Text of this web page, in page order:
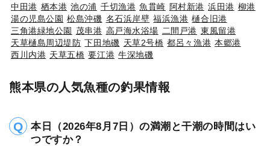
中田港 栖本港 池の浦 千切漁港 魚貫崎 阿村新港 浜田港 柳港
湯の児島公園 松島沖磯 名石浜岸壁 福浜漁港 樋合旧港
三角港緑地公園 茂串港 高戸海水浴場 二間戸港 東風留港
天草樋島周辺堤防 下田地磯 天草2号橋 都呂々漁港 本郷港
西川内港 天草五橋 要江港 牛深地磯
熊本県の人気魚種の釣果情報
本日（2026年8月7日）の満潮と干潮の時間はい
つですか？